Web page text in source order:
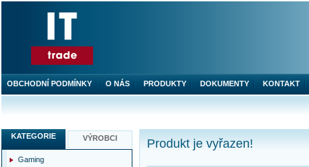
Produkt je vyřazen!
KATEGORIE VÝROBCI
Gaming
OBCHODNÍ PODMÍNKY O NÁS PRODUKTY DOKUMENTY KONTAKT